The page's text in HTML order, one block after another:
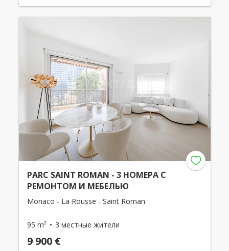
PARC SAINT ROMAN - 3 НОМЕРА С
РЕМОНТОМ И МЕБЕЛЬЮ
Monaco - La Rousse - Saint Roman
95 m² 3 местные жители
9 900 €